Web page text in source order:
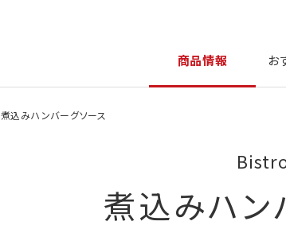
商品情報 お
煮込みハンバーグソース
煮込みハン